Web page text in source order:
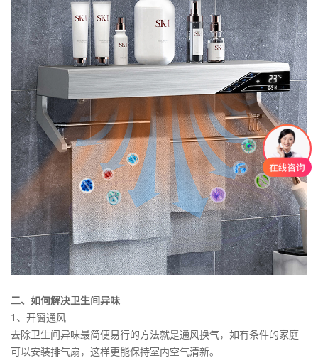
二、如何解决卫生间异味
1、开窗通风
去除卫生间异味最简便易行的方法就是通风换气，如有条件的家庭
可以安装排气扇，这样更能保持室内空气清新。